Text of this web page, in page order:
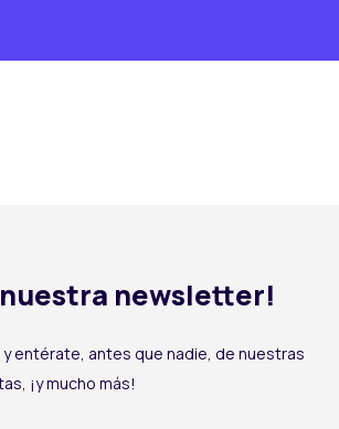
nuestra newsletter!
entérate, antes que nadie, de nuestras
¡y mucho más!